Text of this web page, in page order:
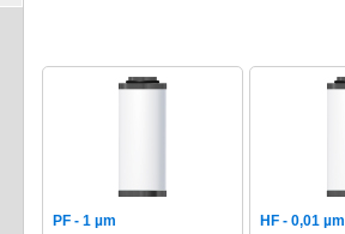
PF - 1 µm HF - 0,01 µm